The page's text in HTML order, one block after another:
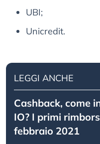
UBI;
Unicredit.
LEGGI ANCHE
Cashback, come
IO? I primi
febbraio 2021